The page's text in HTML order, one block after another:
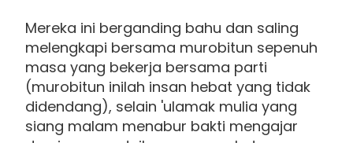
Mereka ini berganding bahu dan saling
melengkapi bersama murobitun sepenuh
masa yang bekerja bersama parti
(murobitun inilah insan hebat yang tidak
didendang), selain 'ulamak mulia yang
siang malam menabur bakti mengajar